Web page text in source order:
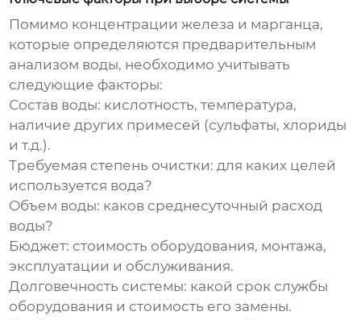
Помимо концентрации железа и марганца,
которые определяются предварительным
анализом воды, необходимо учитывать
следующие факторы:
Состав воды: кислотность, температура,
наличие других примесей (сульфаты, хлориды
и т.д.).
Требуемая степень очистки: для каких целей
используется вода?
Объем воды: каков среднесуточный расход
воды?
Бюджет: стоимость оборудования, монтажа,
эксплуатации и обслуживания.
Долговечность системы: какой срок службы
оборудования и стоимость его замены.